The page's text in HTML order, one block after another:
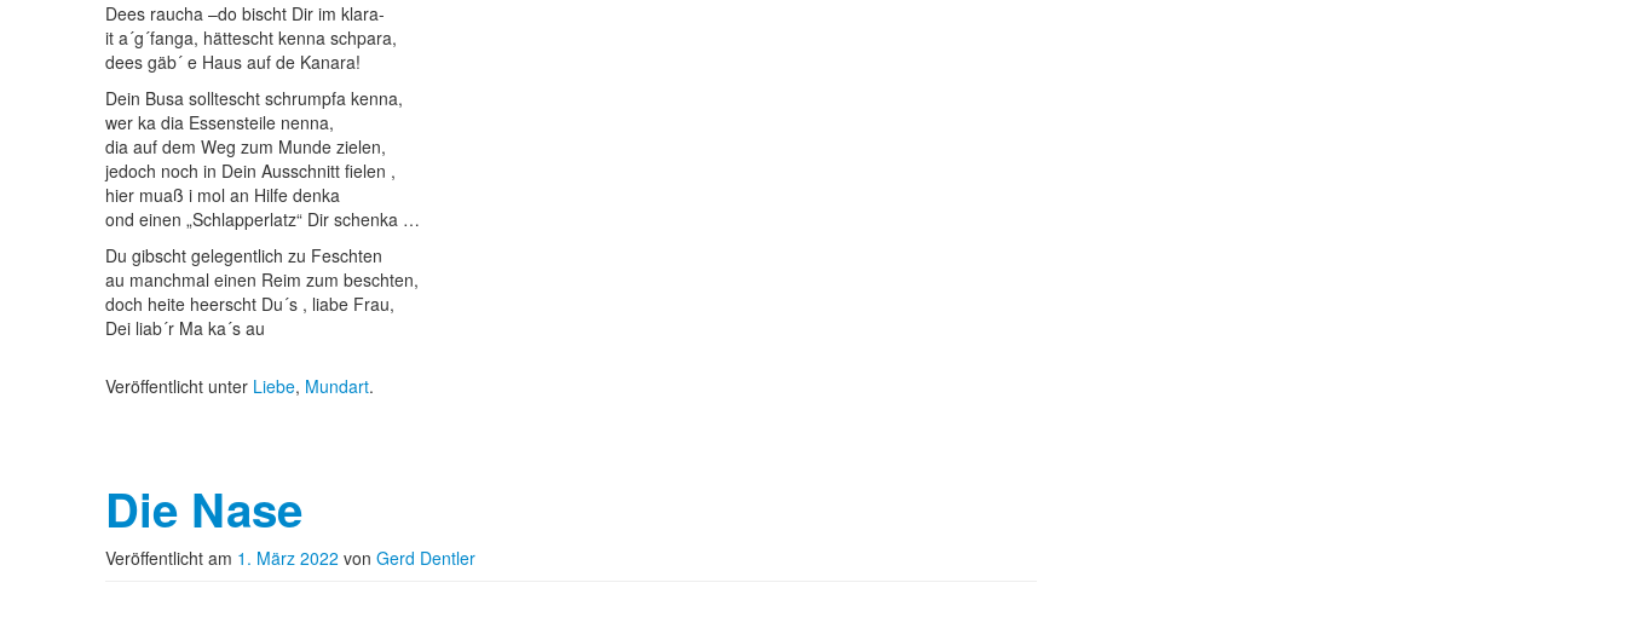
Dees raucha –do bischt Dir im klara-
it a´g´fanga, hättescht kenna schpara,
dees gäb´ e Haus auf de Kanara!
Dein Busa solltescht schrumpfa kenna,
wer ka dia Essensteile nenna,
dia auf dem Weg zum Munde zielen,
jedoch noch in Dein Ausschnitt fielen ,
hier muaß i mol an Hilfe denka
ond einen „Schlapperlatz“ Dir schenka …
Du gibscht gelegentlich zu Feschten
au manchmal einen Reim zum beschten,
doch heite heerscht Du´s , liabe Frau,
Dei liab´r Ma ka´s au
Veröffentlicht unter Liebe, Mundart.
Die Nase
Veröffentlicht am 1. März 2022 von Gerd Dentler